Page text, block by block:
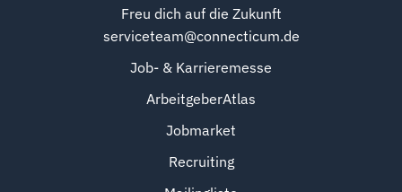
Freu dich auf die Zukunft
serviceteam@connecticum.de
Job- & Karrieremesse
ArbeitgeberAtlas
Jobmarket
Recruiting